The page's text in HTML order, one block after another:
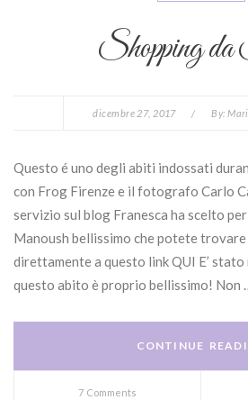
Shopping
dicembre 27, 2017 / By:
Questo é uno degli abiti indossati
con Frog Firenze e il fotografo Carlo
servizio sul blog Franesca ha scelto
Manoush bellissimo che potete
direttamente a questo link QUI E’
questo abito è proprio bellissimo! Non
CONTINUE
7 Comments